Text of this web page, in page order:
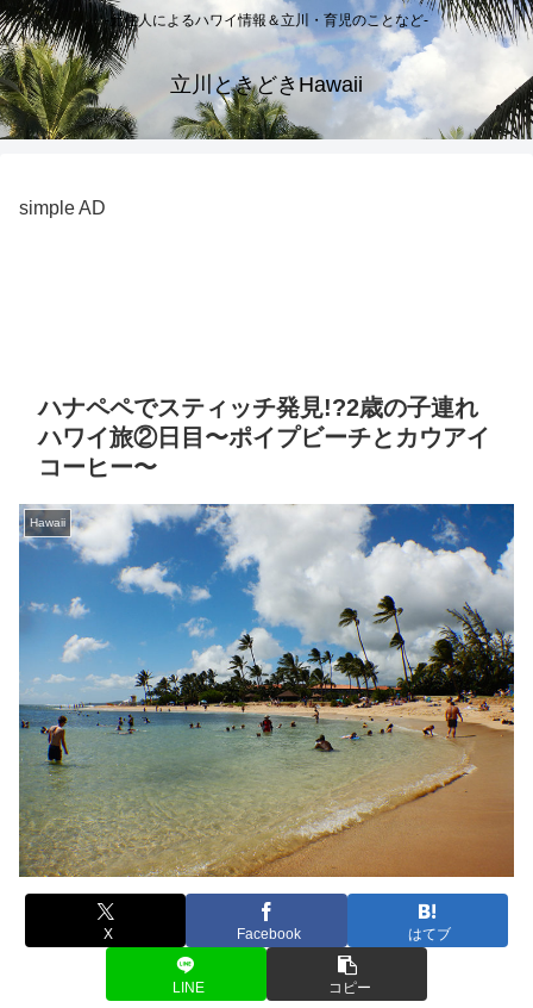
-元住人によるハワイ情報＆立川・育児のことなど-
立川ときどきHawaii
simple AD
ハナペペでスティッチ発見!?2歳の子連れ
ハワイ旅②日目〜ポイプビーチとカウアイ
コーヒー〜
Hawaii
X Facebook はてブ
LINE コピー